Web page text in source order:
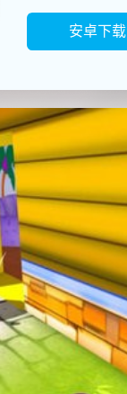
安卓下载